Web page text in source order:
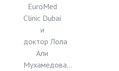
EuroMed
Clinic Dubai
и
доктор Лола
Али
Мухамедова...